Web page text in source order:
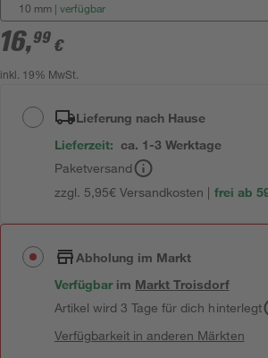
10 mm | verfügbar
16,99 €
inkl. 19% MwSt.
Lieferung nach Hause
Lieferzeit: ca. 1-3 Werktage
Paketversand
zzgl. 5,95€ Versandkosten | frei ab
Abholung im Markt
Verfügbar im MarktTroisdorf
Artikel wird 3 Tage für dich hinterlegt
Verfügbarkeit in anderen Märkten